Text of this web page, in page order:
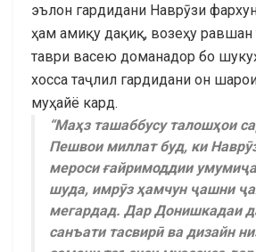
эълон гардидани Наврӯзи
ҳам амиқу дақиқ, возеҳу равшан
таври васею доманадор бо
хосса таҷлил гардидани он
муҳайё кард.
“Маҳз ташаббусу талошҳои
Пешвои миллат буд, ки
мероси ғайримоддии
шуда, имрӯз ҳамчун ҷашни
мегардад. Дар Донишкадаи
санъати тасвирӣ ва дизайн